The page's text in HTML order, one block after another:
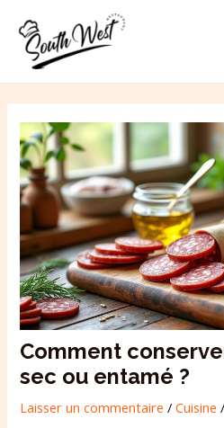
contenu
Comment
sec ou entamé ?
Laisser un commentaire /Cuisine